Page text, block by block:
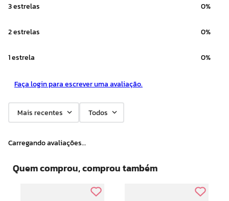
3 estrelas 0%
2 estrelas 0%
1 estrela 0%
Faça login para escrever uma avaliação.
Mais recentes Todos
Carregando avaliações…
Quem comprou, comprou também